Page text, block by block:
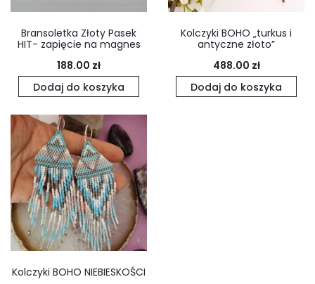
Bransoletka Złoty Pasek
HIT- zapięcie na magnes
188.00 zł
Dodaj do koszyka
Kolczyki BOHO „turkus i
antyczne złoto”
488.00 zł
Dodaj do koszyka
Kolczyki BOHO NIEBIESKOŚCI